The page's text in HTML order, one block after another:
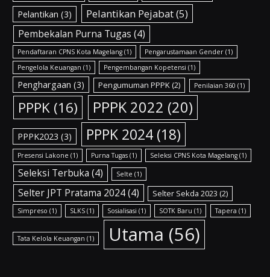
Pelantikan (3) Pelantikan Pejabat(5)
Pembekalan Purna Tugas (4)
Pendaftaran CPNS Kota Magelang (1) Pengarustamaan Gender (1)
Pengelola Keuangan (1) Pengembangan Kopetensi (1)
Penghargaan (3) Pengumuman PPPK (2) Penilaian 360 (1)
PPPK (16) PPPK 2022 (20)
PPPK2023 (3) PPPK 2024 (18)
Presensi Lakone (1) Purna Tugas (1) Seleksi CPNS Kota Magelang (1)
Seleksi Terbuka (4) Selte (1)
Selter JPT Pratama 2024(4) Selter Sekda 2023 (2)
Simpreso (1) SLKS (1) Sosialisasi (1) SOTK Baru (1) Tapera (1)
Tata Kelola Keuangan (1) Utama (56)